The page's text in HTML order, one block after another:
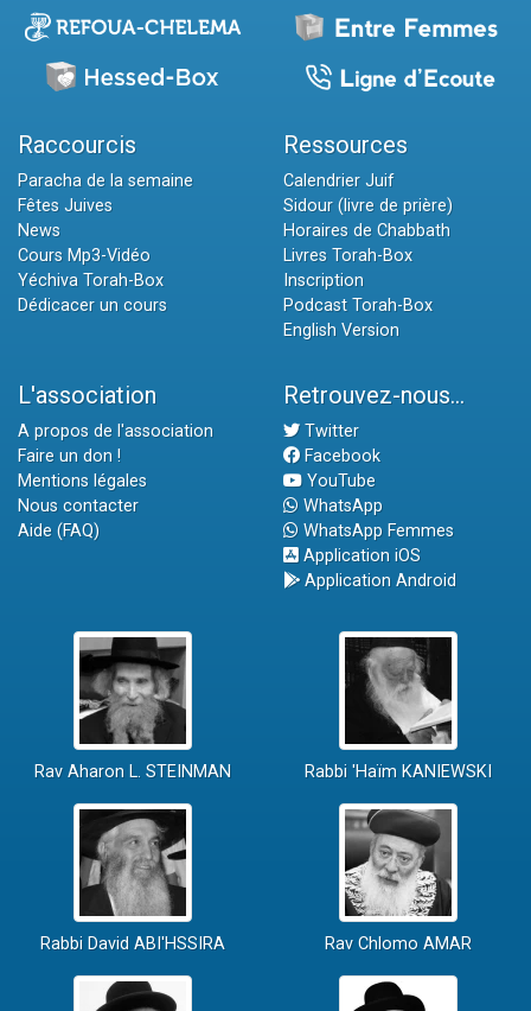
Raccourcis
Paracha de la semaine
Fêtes Juives
News
Cours Mp3-Vidéo
Yéchiva Torah-Box
Dédicacer un cours
Ressources
Calendrier Juif
Sidour (livre de prière)
Horaires de Chabbath
Livres Torah-Box
Inscription
Podcast Torah-Box
English Version
L'association
A propos de l'association
Faire un don !
Mentions légales
Nous contacter
Aide (FAQ)
Retrouvez-nous...
Twitter
Facebook
YouTube
WhatsApp
WhatsApp Femmes
Application iOS
Application Android
Rav Aharon L. STEINMAN Rabbi 'Haïm KANIEWSKI
Rabbi David ABI'HSSIRA Rav Chlomo AMAR